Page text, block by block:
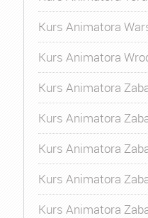
Kurs Animatora
Kurs Animatora
Kurs Animatora
Kurs Animatora
Kurs Animatora
Kurs Animatora
Kurs Animatora